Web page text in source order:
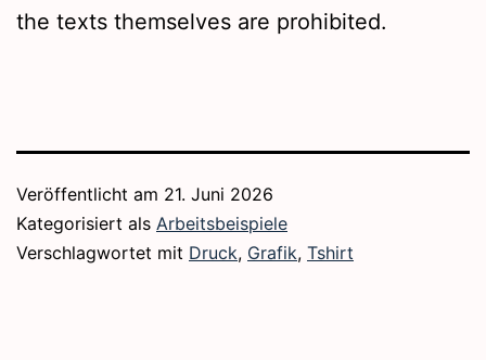
the texts themselves are prohibited.
Veröffentlicht am 21. Juni 2026
Kategorisiert als Arbeitsbeispiele
Verschlagwortet mit Druck, Grafik, Tshirt